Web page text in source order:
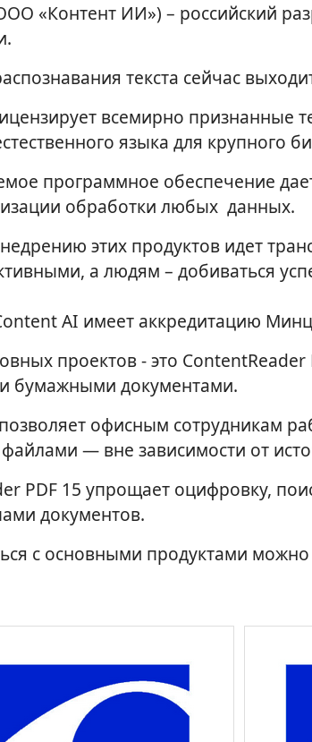
«Контент ИИ») – российский
текста сейчас
всемирно признанные
языка для крупного
программное обеспечение
обработки любых данных.
этих продуктов идет
а людям – добиваться
AI имеет аккредитацию
проектов - это
и бумажными документами.
офисным сотрудникам
— вне зависимости от
PDF 15 упрощает оцифровку,
документов.
с основными продуктами можно